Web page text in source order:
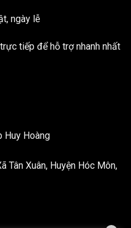
ngày lễ
tiếp để hỗ trợ nhanh nhất
Huy Hoàng
Tân Xuân, Huyện Hóc Môn,